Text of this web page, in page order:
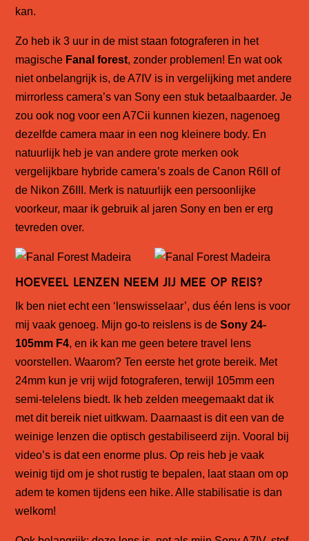
kan.
Zo heb ik 3 uur in de mist staan fotograferen in het
magische Fanal forest, zonder problemen! En wat ook
niet onbelangrijk is, de A7IV is in vergelijking met andere
mirrorless camera’s van Sony een stuk betaalbaarder. Je
zou ook nog voor een A7Cii kunnen kiezen, nagenoeg
dezelfde camera maar in een nog kleinere body. En
natuurlijk heb je van andere grote merken ook
vergelijkbare hybride camera’s zoals de Canon R6II of
de Nikon Z6III. Merk is natuurlijk een persoonlijke
voorkeur, maar ik gebruik al jaren Sony en ben er erg
tevreden over.
Hoeveel lenzen neem jij mee op reis?
Ik ben niet echt een ‘lenswisselaar’, dus één lens is voor
mij vaak genoeg. Mijn go-to reislens is deSony 24-
105mm F4, en ik kan me geen betere travel lens
voorstellen. Waarom? Ten eerste het grote bereik. Met
24mm kun je vrij wijd fotograferen, terwijl 105mm een
semi-telelens biedt. Ik heb zelden meegemaakt dat ik
met dit bereik niet uitkwam. Daarnaast is dit een van de
weinige lenzen die optisch gestabiliseerd zijn. Vooral bij
video’s is dat een enorme plus. Op reis heb je vaak
weinig tijd om je shot rustig te bepalen, laat staan om op
adem te komen tijdens een hike. Alle stabilisatie is dan
welkom!